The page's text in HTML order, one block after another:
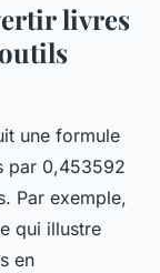
livres
une formule
par 0,453592
Par exemple,
qui illustre
en